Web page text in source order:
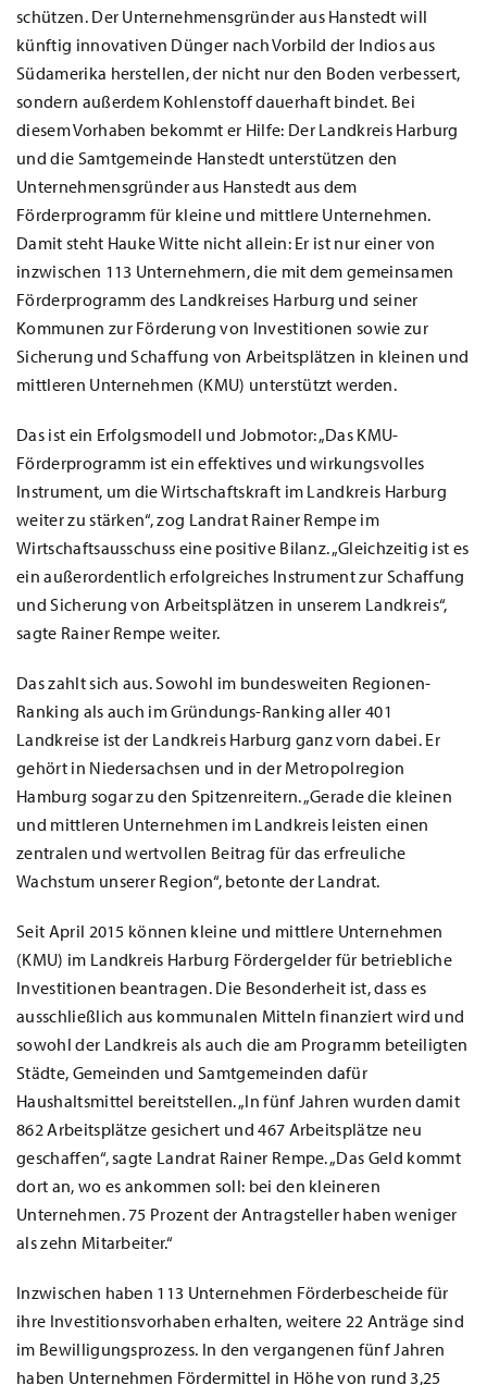
schützen. Der Unternehmensgründer aus Hanstedt will
künftig innovativen Dünger nach Vorbild der Indios aus
Südamerika herstellen, der nicht nur den Boden verbessert,
sondern außerdem Kohlenstoff dauerhaft bindet. Bei
diesem Vorhaben bekommt er Hilfe: Der Landkreis Harburg
und die Samtgemeinde Hanstedt unterstützen den
Unternehmensgründer aus Hanstedt aus dem
Förderprogramm für kleine und mittlere Unternehmen.
Damit steht Hauke Witte nicht allein: Er ist nur einer von
inzwischen 113 Unternehmern, die mit dem gemeinsamen
Förderprogramm des Landkreises Harburg und seiner
Kommunen zur Förderung von Investitionen sowie zur
Sicherung und Schaffung von Arbeitsplätzen in kleinen und
mittleren Unternehmen (KMU) unterstützt werden.
Das ist ein Erfolgsmodell und Jobmotor: „Das KMU-
Förderprogramm ist ein effektives und wirkungsvolles
Instrument, um die Wirtschaftskraft im Landkreis Harburg
weiter zu stärken“, zog Landrat Rainer Rempe im
Wirtschaftsausschuss eine positive Bilanz. „Gleichzeitig ist es
ein außerordentlich erfolgreiches Instrument zur Schaffung
und Sicherung von Arbeitsplätzen in unserem Landkreis“,
sagte Rainer Rempe weiter.
Das zahlt sich aus. Sowohl im bundesweiten Regionen-
Ranking als auch im Gründungs-Ranking aller 401
Landkreise ist der Landkreis Harburg ganz vorn dabei. Er
gehört in Niedersachsen und in der Metropolregion
Hamburg sogar zu den Spitzenreitern. „Gerade die kleinen
und mittleren Unternehmen im Landkreis leisten einen
zentralen und wertvollen Beitrag für das erfreuliche
Wachstum unserer Region“, betonte der Landrat.
Seit April 2015 können kleine und mittlere Unternehmen
(KMU) im Landkreis Harburg Fördergelder für betriebliche
Investitionen beantragen. Die Besonderheit ist, dass es
ausschließlich aus kommunalen Mitteln finanziert wird und
sowohl der Landkreis als auch die am Programm beteiligten
Städte, Gemeinden und Samtgemeinden dafür
Haushaltsmittel bereitstellen. „In fünf Jahren wurden damit
862 Arbeitsplätze gesichert und 467 Arbeitsplätze neu
geschaffen“, sagte Landrat Rainer Rempe. „Das Geld kommt
dort an, wo es ankommen soll: bei den kleineren
Unternehmen. 75 Prozent der Antragsteller haben weniger
als zehn Mitarbeiter.“
Inzwischen haben 113 Unternehmen Förderbescheide für
ihre Investitionsvorhaben erhalten, weitere 22 Anträge sind
im Bewilligungsprozess. In den vergangenen fünf Jahren
haben Unternehmen Fördermittel in Höhe von rund 3,25